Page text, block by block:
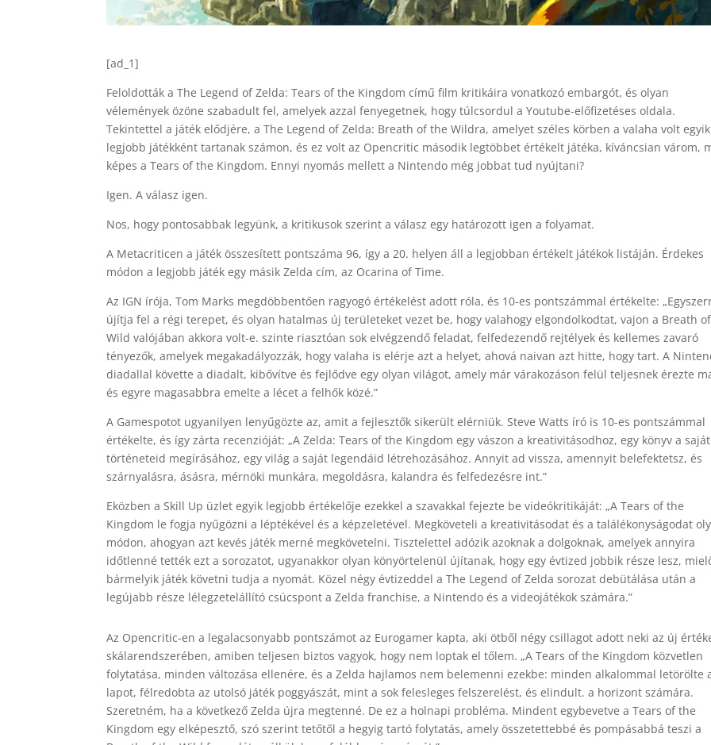
[ad_1]
Feloldották a The Legend of Zelda: Tears of the Kingdom című film kritikáira vonatkozó embargót, és olyan
vélemények özöne szabadult fel, amelyek azzal fenyegetnek, hogy túlcsordul a Youtube-előfizetéses oldala.
Tekintettel a játék elődjére, a The Legend of Zelda: Breath of the Wildra, amelyet széles körben a valaha volt egyik
legjobb játékként tartanak számon, és ez volt az Opencritic második legtöbbet értékelt játéka, kíváncsian várom,
képes a Tears of the Kingdom. Ennyi nyomás mellett a Nintendo még jobbat tud nyújtani?
Igen. A válasz igen.
Nos, hogy pontosabbak legyünk, a kritikusok szerint a válasz egy határozott igen a folyamat.
A Metacriticen a játék összesített pontszáma 96, így a 20. helyen áll a legjobban értékelt játékok listáján. Érdekes
módon a legjobb játék egy másik Zelda cím, az Ocarina of Time.
Az IGN írója, Tom Marks megdöbbentően ragyogó értékelést adott róla, és 10-es pontszámmal értékelte:
újítja fel a régi terepet, és olyan hatalmas új területeket vezet be, hogy valahogy elgondolkodtat, vajon a Breath
Wild valójában akkora volt-e. szinte riasztóan sok elvégzendő feladat, felfedezendő rejtélyek és kellemes zavaró
tényezők, amelyek megakadályozzák, hogy valaha is elérje azt a helyet, ahová naivan azt hitte, hogy tart. A
diadallal követte a diadalt, kibővítve és fejlődve egy olyan világot, amely már várakozáson felül teljesnek érezte
és egyre magasabbra emelte a lécet a felhők közé.”
A Gamespotot ugyanilyen lenyűgözte az, amit a fejlesztők sikerült elérniük. Steve Watts író is 10-es pontszámmal
értékelte, és így zárta recenzióját: „A Zelda: Tears of the Kingdom egy vászon a kreativitásodhoz, egy könyv a saját
történeteid megírásához, egy világ a saját legendáid létrehozásához. Annyit ad vissza, amennyit belefektetsz, és
szárnyalásra, ásásra, mérnöki munkára, megoldásra, kalandra és felfedezésre int.”
Eközben a Skill Up üzlet egyik legjobb értékelője ezekkel a szavakkal fejezte be videókritikáját: „A Tears of the
Kingdom le fogja nyűgözni a léptékével és a képzeletével. Megköveteli a kreativitásodat és a találékonyságodat oly
módon, ahogyan azt kevés játék merné megkövetelni. Tisztelettel adózik azoknak a dolgoknak, amelyek annyira
időtlenné tették ezt a sorozatot, ugyanakkor olyan könyörtelenül újítanak, hogy egy évtized jobbik része lesz,
bármelyik játék követni tudja a nyomát. Közel négy évtizeddel a The Legend of Zelda sorozat debütálása után a
legújabb része lélegzetelállító csúcspont a Zelda franchise, a Nintendo és a videojátékok számára.”
Az Opencritic-en a legalacsonyabb pontszámot az Eurogamer kapta, aki ötből négy csillagot adott neki az új
skálarendszerében, amiben teljesen biztos vagyok, hogy nem loptak el tőlem. „A Tears of the Kingdom közvetlen
folytatása, minden változása ellenére, és a Zelda hajlamos nem belemenni ezekbe: minden alkalommal letörölte
lapot, félredobta az utolsó játék poggyászát, mint a sok felesleges felszerelést, és elindult. a horizont számára.
Szeretném, ha a következő Zelda újra megtenné. De ez a holnapi probléma. Mindent egybevetve a Tears of the
Kingdom egy elképesztő, szó szerint tetőtől a hegyig tartó folytatás, amely összetettebbé és pompásabbá teszi a